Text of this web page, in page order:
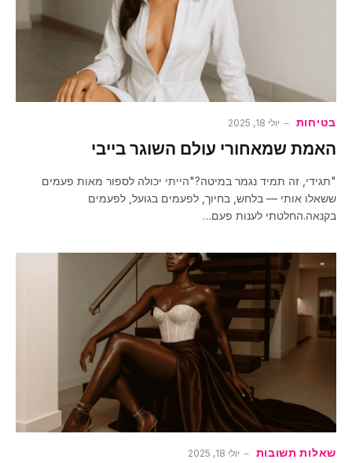
בטיחות יולי 18, 2025
האמת שמאחורי עולם השוגר בייבי
"תגידי, זה תמיד נגמר במיטה?"הייתי יכולה לספור מאות פעמים
ששאלו אותי — בלחש, בחיוך, לפעמים בגועל, לפעמים
בקנאה.החלטתי לענות פעם…
שאלות תשובות יולי 18, 2025